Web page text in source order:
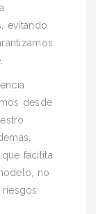
evitando
desde
facilita
no